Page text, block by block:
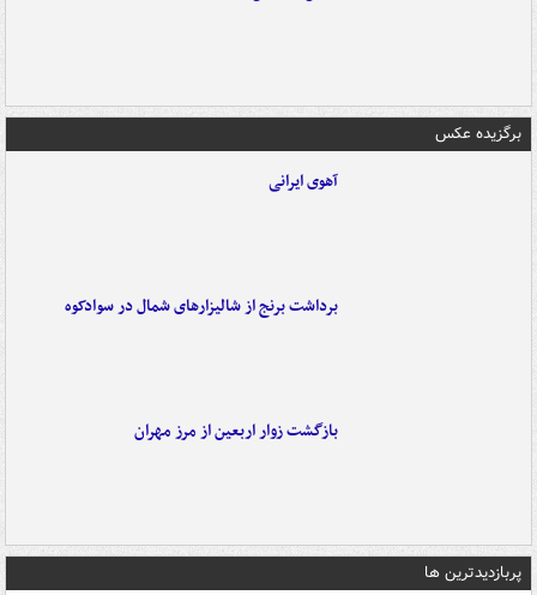
برگزیده عکس
آهوی ایرانی
برداشت برنج از شالیزارهای شمال در سوادکوه
بازگشت زوار اربعین از مرز مهران
پربازدیدترین ها